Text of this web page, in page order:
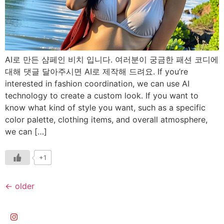
AI로 만든 샴페인 비치 입니다. 여러분이 궁금한 패션 코디에
대해 댓글 달아주시면 AI로 제작해 드려요. If you’re
interested in fashion coordination, we can use AI
technology to create a custom look. If you want to
know what kind of style you want, such as a specific
color palette, clothing items, and overall atmosphere,
we can […]
+1
← older